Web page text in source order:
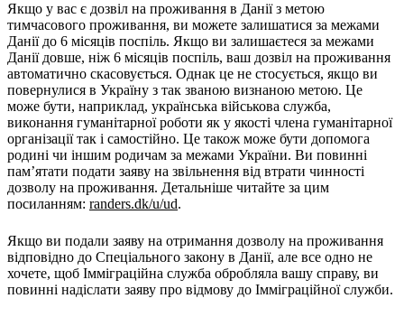
Якщо у вас є дозвіл на проживання в Данії з метою
тимчасового проживання, ви можете залишатися за межами
Данії до 6 місяців поспіль. Якщо ви залишаєтеся за межами
Данії довше, ніж 6 місяців поспіль, ваш дозвіл на проживання
автоматично скасовується. Однак це не стосується, якщо ви
повернулися в Україну з так званою визнаною метою. Це
може бути, наприклад, українська військова служба,
виконання гуманітарної роботи як у якості члена гуманітарної
організації так і самостійно. Це також може бути допомога
родині чи іншим родичам за межами України. Ви повинні
пам’ятати подати заяву на звільнення від втрати чинності
дозволу на проживання. Детальніше читайте за цим
посиланням: randers.dk/u/ud.
Якщо ви подали заяву на отримання дозволу на проживання
відповідно до Спеціального закону в Данії, але все одно не
хочете, щоб Імміграційна служба обробляла вашу справу, ви
повинні надіслати заяву про відмову до Імміграційної служби.